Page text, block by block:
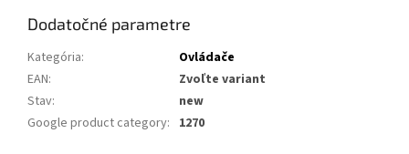
Dodatočné parametre
Kategória:
Ovládače
EAN:
Zvoľte variant
Stav:
new
Google product category: 1270